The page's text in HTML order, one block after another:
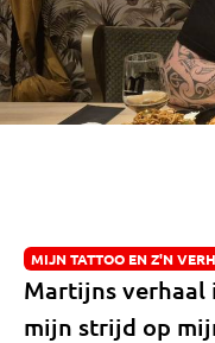
MIJN TATTOO EN Z'N
Martijns verhaal
mijn strijd op